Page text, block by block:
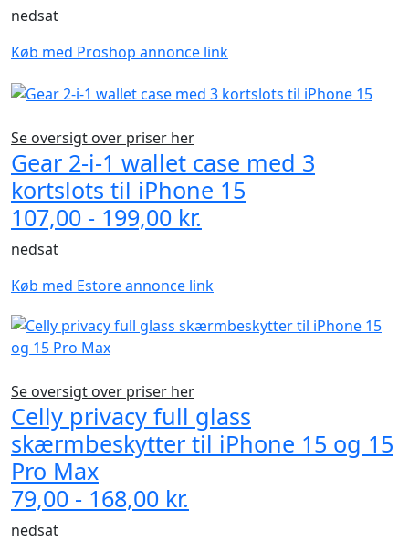
nedsat
Køb med Proshop annonce link
Se oversigt over priser her
Gear 2-i-1 wallet case med 3
kortslots til iPhone 15
107,00 - 199,00 kr.
nedsat
Køb med Estore annonce link
Se oversigt over priser her
Celly privacy full glass
skærmbeskytter til iPhone 15 og 15
Pro Max
79,00 - 168,00 kr.
nedsat